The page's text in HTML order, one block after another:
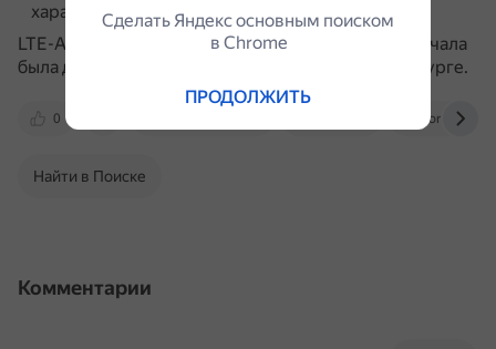
характеристиками.
LTE-Advanced появилась в России в 2014 году, сначала
была доступна в Москве, потом и в Санкт-Петербурге.
0 formulatv.ru
Найти в Поиске
Комментарии
Сделать Яндекс основным поиском
в Сhrome
ПРОДОЛЖИТЬ